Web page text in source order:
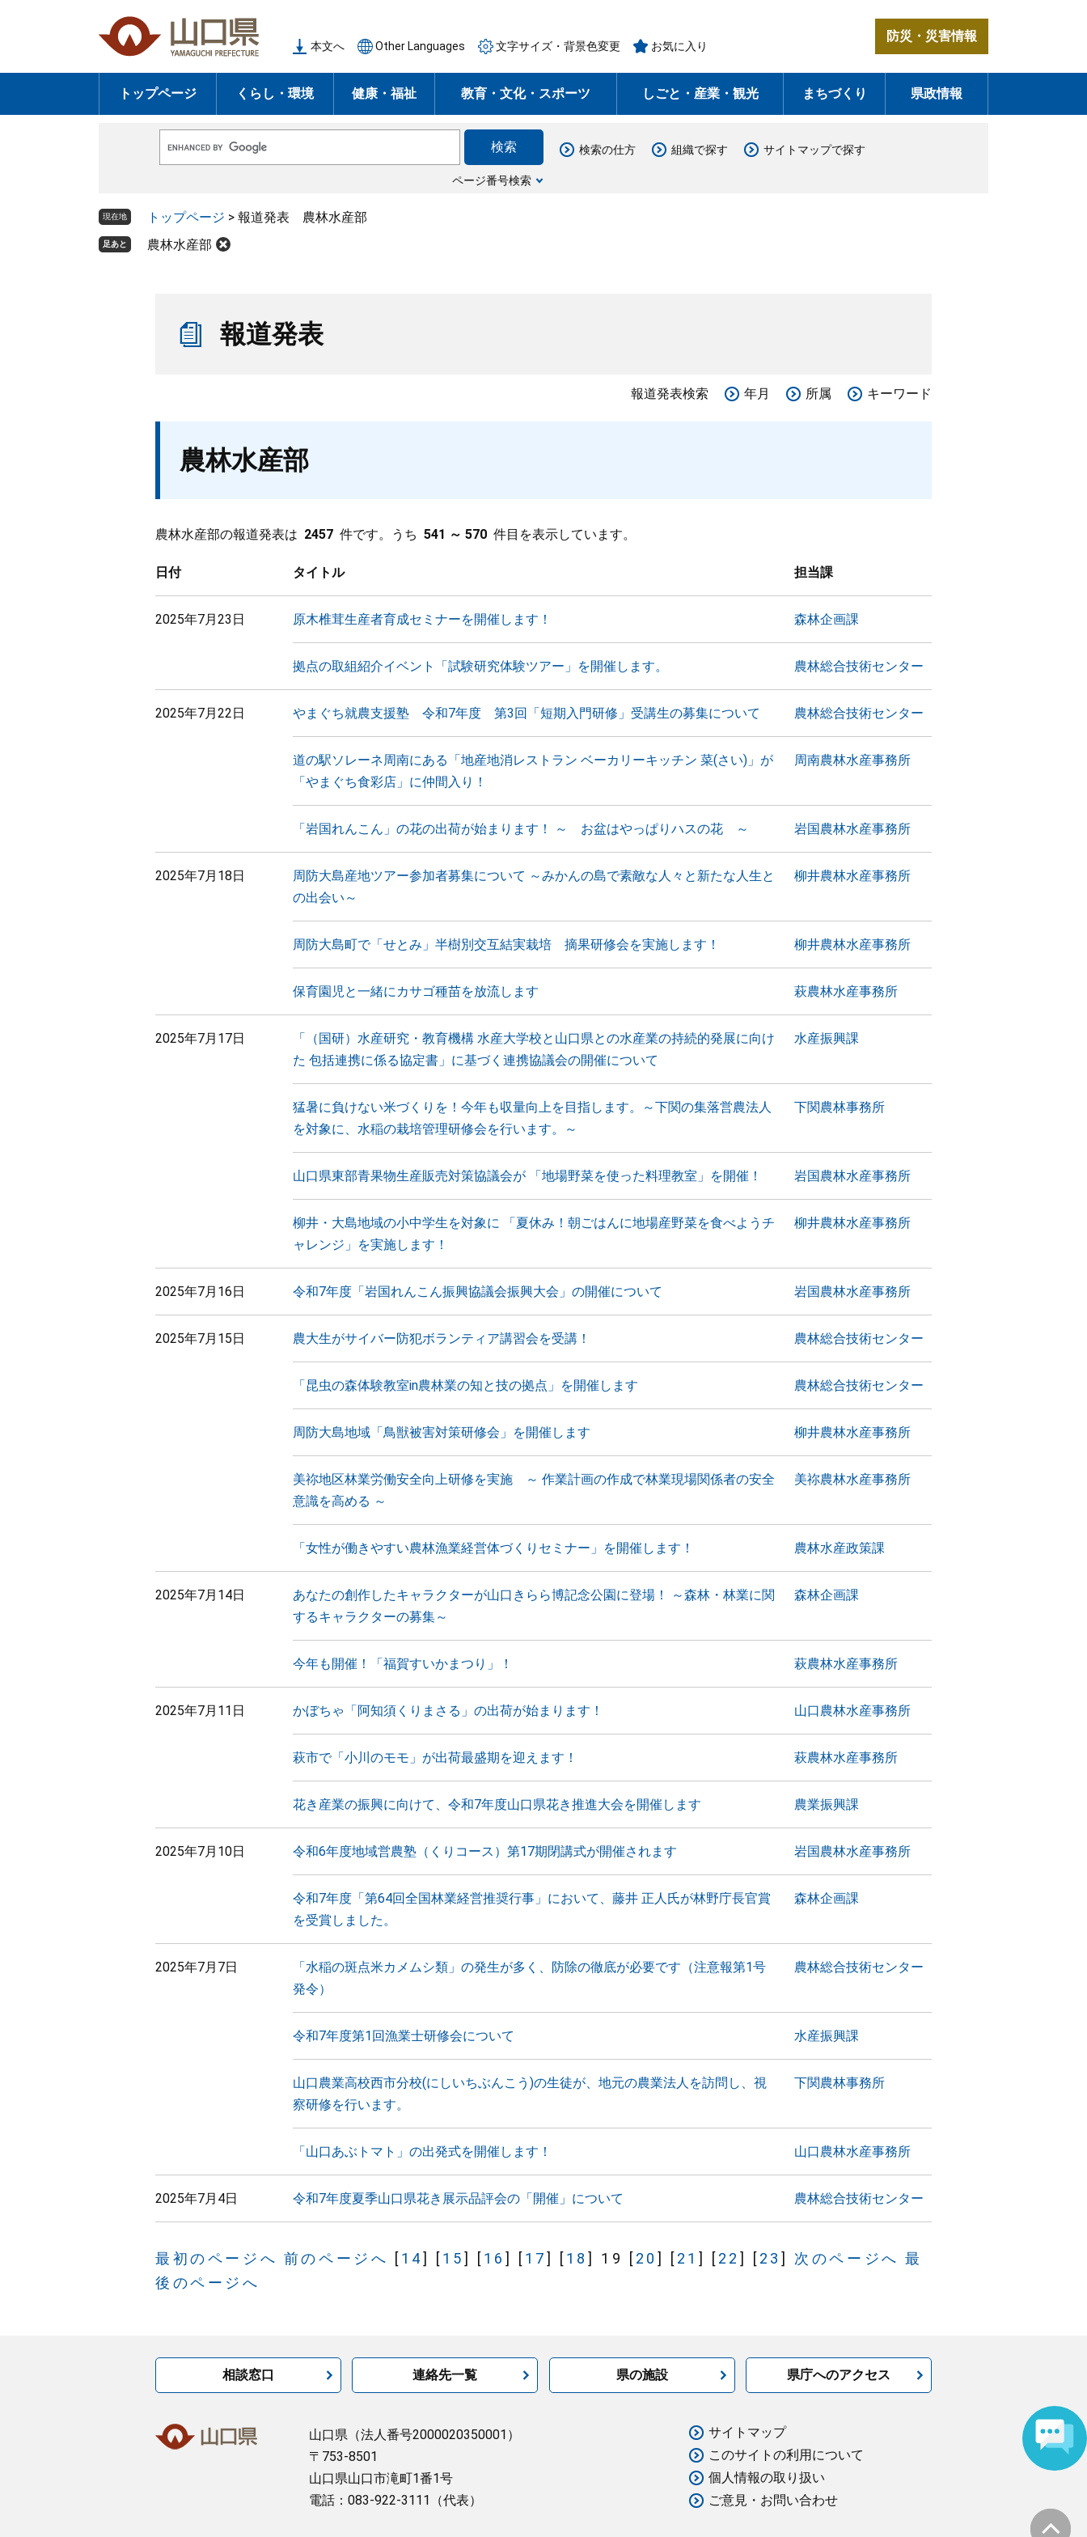
の
頭
ー
飛
本文へ Other Languages 文字サイズ・背景色変更 お気に入り
防災・災害情報
トップページ くらし・環境 健康・福祉 教育・文化・スポーツ しごと・産業・観光 まちづくり 県政情報
o
e
ス
タ
ページ番号検索
検索の仕方 組織で探す サイトマップで探す
現在地 トップページ > 報道発表 農林水産部
足あと 農林水産部
報道発表
報道発表検索 年月 所属 キーワード
農林水産部
農林水産部の報道発表は 2457 件です。うち 541 ～ 570 件目を表示しています。
日付 タイトル 担当課
2025年7月23日 原木椎茸生産者育成セミナーを開催します！ 森林企画課
拠点の取組紹介イベント「試験研究体験ツアー」を開催します。 農林総合技術センター
2025年7月22日 やまぐち就農支援塾 令和7年度 第3回「短期入門研修」受講生の募集について 農林総合技術センター
道の駅ソレーネ周南にある「地産地消レストラン ベーカリーキッチン 菜(さい)」が
「やまぐち食彩店」に仲間入り！
周南農林水産事務所
「岩国れんこん」の花の出荷が始まります！ ～ お盆はやっぱりハスの花 ～ 岩国農林水産事務所
2025年7月18日
周防大島産地ツアー参加者募集について ～みかんの島で素敵な人々と新たな人生と
の出会い～
柳井農林水産事務所
周防大島町で「せとみ」半樹別交互結実栽培 摘果研修会を実施します！ 柳井農林水産事務所
保育園児と一緒にカサゴ種苗を放流します 萩農林水産事務所
2025年7月17日
「（国研）水産研究・教育機構 水産大学校と山口県との水産業の持続的発展に向け
た 包括連携に係る協定書」に基づく連携協議会の開催について
水産振興課
猛暑に負けない米づくりを！今年も収量向上を目指します。～下関の集落営農法人
を対象に、水稲の栽培管理研修会を行います。～
下関農林事務所
山口県東部青果物生産販売対策協議会が 「地場野菜を使った料理教室」を開催！ 岩国農林水産事務所
柳井・大島地域の小中学生を対象に 「夏休み！朝ごはんに地場産野菜を食べようチ
ャレンジ」を実施します！
柳井農林水産事務所
2025年7月16日 令和7年度「岩国れんこん振興協議会振興大会」の開催について 岩国農林水産事務所
2025年7月15日 農大生がサイバー防犯ボランティア講習会を受講！ 農林総合技術センター
「昆虫の森体験教室in農林業の知と技の拠点」を開催します 農林総合技術センター
周防大島地域「鳥獣被害対策研修会」を開催します 柳井農林水産事務所
美祢地区林業労働安全向上研修を実施 ～ 作業計画の作成で林業現場関係者の安全
意識を高める ～
美祢農林水産事務所
「女性が働きやすい農林漁業経営体づくりセミナー」を開催します！ 農林水産政策課
2025年7月14日
あなたの創作したキャラクターが山口きらら博記念公園に登場！ ～森林・林業に関
するキャラクターの募集～
森林企画課
今年も開催！「福賀すいかまつり」！ 萩農林水産事務所
2025年7月11日 かぼちゃ「阿知須くりまさる」の出荷が始まります！ 山口農林水産事務所
萩市で「小川のモモ」が出荷最盛期を迎えます！ 萩農林水産事務所
花き産業の振興に向けて、令和7年度山口県花き推進大会を開催します 農業振興課
2025年7月10日 令和6年度地域営農塾（くりコース）第17期閉講式が開催されます 岩国農林水産事務所
令和7年度「第64回全国林業経営推奨行事」において、藤井 正人氏が林野庁長官賞
を受賞しました。
森林企画課
2025年7月7日
「水稲の斑点米カメムシ類」の発生が多く、防除の徹底が必要です（注意報第1号
発令）
農林総合技術センター
令和7年度第1回漁業士研修会について 水産振興課
山口農業高校西市分校(にしいちぶんこう)の生徒が、地元の農業法人を訪問し、視
察研修を行います。
下関農林事務所
「山口あぶトマト」の出発式を開催します！ 山口農林水産事務所
2025年7月4日 令和7年度夏季山口県花き展示品評会の「開催」について 農林総合技術センター
最初のページへ 前のページへ [ 14] [ 15] [ 16 ] [ 17] [ 18 ] 19 [ 20 ] [ 21 ] [ 22 ] [ 23 ] 次のページへ 最
後のページへ
相談窓口 連絡先一覧 県の施設 県庁へのアクセス
山口県 （法人番号2000020350001）
〒753-8501
山口県山口市滝町1番1号
電話：083-922-3111（代表）
サイトマップ
このサイトの利用について
個人情報の取り扱い
ご意見・お問い合わせ